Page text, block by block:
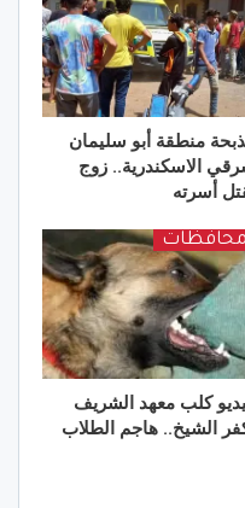
منطقة أبو سليمان
الاسكندرية.. زوج
أسرته
محافظات
كلب معهد الشريف
الشيخ.. هاجم الطلاب